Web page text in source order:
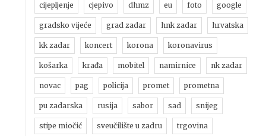
cijepljenje cjepivo dhmz eu foto google
gradsko vijeće grad zadar hnk zadar hrvatska
kk zadar koncert korona koronavirus
košarka krađa mobitel namirnice nk zadar
novac pag policija promet prometna
pu zadarska rusija sabor sad snijeg
stipe miočić sveučilište u zadru trgovina